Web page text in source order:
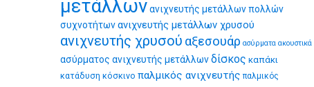
μετάλλωνανιχνευτής μετάλλων πολλών
συχνοτήτωνανιχνευτής μετάλλων χρυσού
ανιχνευτής χρυσού αξεσουάρ ασύρματα ακουστικά
ασύρματος ανιχνευτής μετάλλωνδίσκος καπάκι
κατάδυση κόσκινο παλμικός ανιχνευτής παλμικός